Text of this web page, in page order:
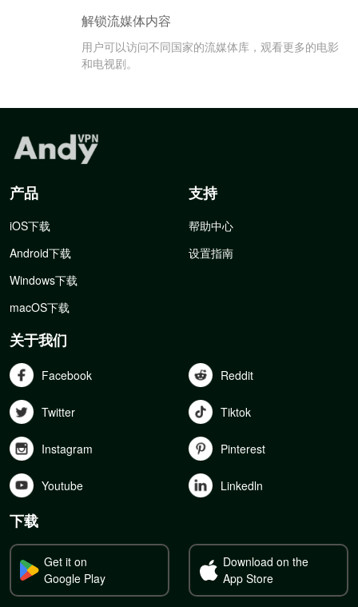
解锁流媒体内容
用户可以访问不同国家的流媒体库，观看更多的电影
和电视剧。
产品
iOS下载
Android下载
Windows下载
macOS下载
支持
帮助中心
设置指南
关于我们
Facebook Reddit
Twitter Tiktok
Instagram Pinterest
Youtube Linkedln
下载
Get it on
Google Play
Download on the
App Store